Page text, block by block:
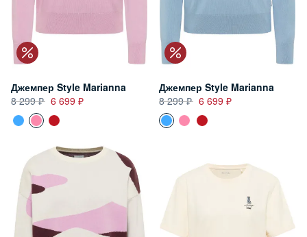
Джемпер Style Marianna
8 299
6 699
Джемпер Style Marianna
8 299
6 699